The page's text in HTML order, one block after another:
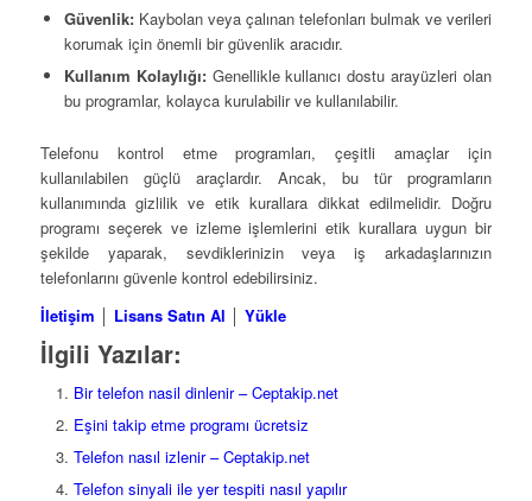
Güvenlik:Kaybolan veya çalınan telefonları bulmak ve verileri
korumak için önemli bir güvenlik aracıdır.
Kullanım Kolaylığı:Genellikle kullanıcı dostu arayüzleri olan
bu programlar, kolayca kurulabilir ve kullanılabilir.
Telefonu kontrol etme programları, çeşitli amaçlar için
kullanılabilen güçlü araçlardır. Ancak, bu tür programların
kullanımında gizlilik ve etik kurallara dikkat edilmelidir. Doğru
programı seçerek ve izleme işlemlerini etik kurallara uygun bir
şekilde yaparak, sevdiklerinizin veya iş arkadaşlarınızın
telefonlarını güvenle kontrol edebilirsiniz.
İletişim
Lisans Satın Al Yükle
İlgili Yazılar:
Bir telefon nasil dinlenir – Ceptakip.net
Eşini takip etme programı ücretsiz
Telefon nasıl izlenir – Ceptakip.net
Telefon sinyali ile yer tespiti nasıl yapılır